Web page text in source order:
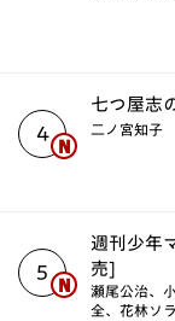
4
七つ屋志
二ノ宮知子
5
週刊少年
売]
瀬尾公治、
全、花林ソ